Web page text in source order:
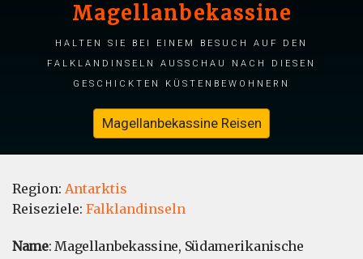
Magellanbekassine
Halten Sie bei einem Besuch auf den
Falklandinseln Ausschau nach diesen
geschickten Küstenbewohnern
Magellanbekassine Reisen
Region: Antarktis
Reiseziele: Falklandinseln
Name: Magellanbekassine, Südamerikanische